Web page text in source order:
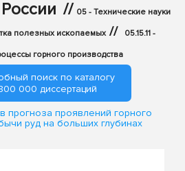
// 05 - Технические науки
полезных ископаемых // 05.15.11 -
горного производства
поиск по каталогу
000 диссертаций
прогноза проявлений горного
руд на больших глубинах